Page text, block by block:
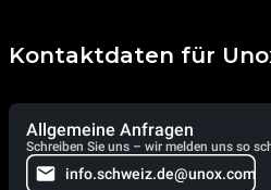
Kontaktdaten für
Allgemeine Anfragen
Schreiben Sie uns – wir melden uns so
info.schweiz.de@unox.com